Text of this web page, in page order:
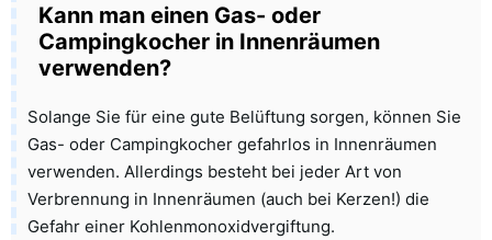
Kann man einen Gas- oder
Campingkocher in Innenräumen
verwenden?
Solange Sie für eine gute Belüftung sorgen, können Sie
Gas- oder Campingkocher gefahrlos in Innenräumen
verwenden. Allerdings besteht bei jeder Art von
Verbrennung in Innenräumen (auch bei Kerzen!) die
Gefahr einer Kohlenmonoxidvergiftung.